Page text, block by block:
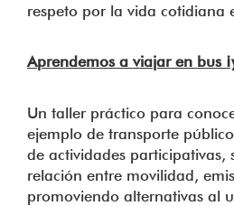
respeto por la vida cotidiana
Aprendemos a viajar en bus
Un taller práctico para
ejemplo de transporte
de actividades participativas,
relación entre movilidad,
promoviendo alternativas al